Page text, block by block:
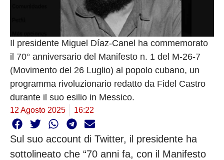
Il presidente Miguel Díaz-Canel ha commemorato
il 70° anniversario del Manifesto n. 1 del M-26-7
(Movimento del 26 Luglio) al popolo cubano, un
programma rivoluzionario redatto da Fidel Castro
durante il suo esilio in Messico.
12 Agosto 2025 16:22
Sul suo account di Twitter, il presidente ha
sottolineato che “70 anni fa, con il Manifesto